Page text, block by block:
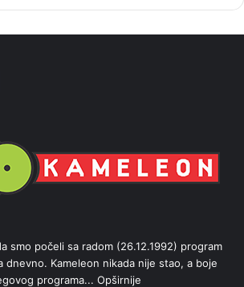
h
smo počeli sa radom (26.12.1992) program
dnevno. Kameleon nikada nije stao, a boje
programa... Opširnije